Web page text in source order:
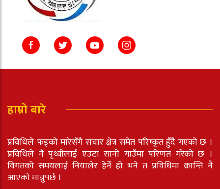
हाम्रो बारे
प्रविधिले फड्को मारेसँगै संचार क्षेत्र समेत परिष्कृत हुँदै गएको छ ।
प्रविधिले नै पृथ्वीलाई एउटा सानो गाउँमा परिणत गरेको छ ।
विगतको समयलाई नियालेर हेर्ने हो भने त प्रविधिमा क्रान्ति नै
आएको मान्नुपर्छ ।